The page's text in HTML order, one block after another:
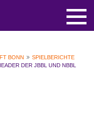
BONN
SPIELBERICHTE
DER JBBL UND NBBL